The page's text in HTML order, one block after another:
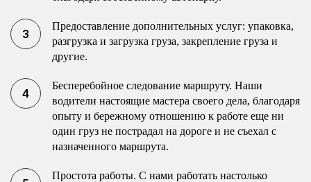
Предоставление дополнительных услуг: упаковка,
разгрузка и загрузка груза, закрепление груза и
другие.
Бесперебойное следование маршруту. Наши
водители настоящие мастера своего дела, благодаря
опыту и бережному отношению к работе еще ни
один груз не пострадал на дороге и не съехал с
назначенного маршрута.
Простота работы. С нами работать настолько